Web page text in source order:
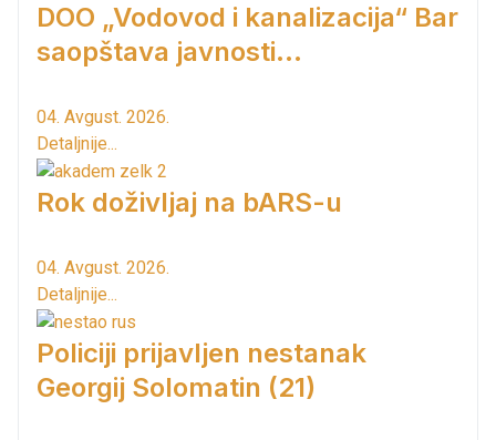
DOO „Vodovod i kanalizacija“ Bar
saopštava javnosti...
04. Avgust. 2026.
Detaljnije...
Rok doživljaj na bARS-u
04. Avgust. 2026.
Detaljnije...
Policiji prijavljen nestanak
Georgij Solomatin (21)